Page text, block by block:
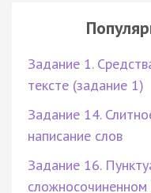
Задание 1.
тексте (задание 1)
Задание 14.
написание слов
Задание 16.